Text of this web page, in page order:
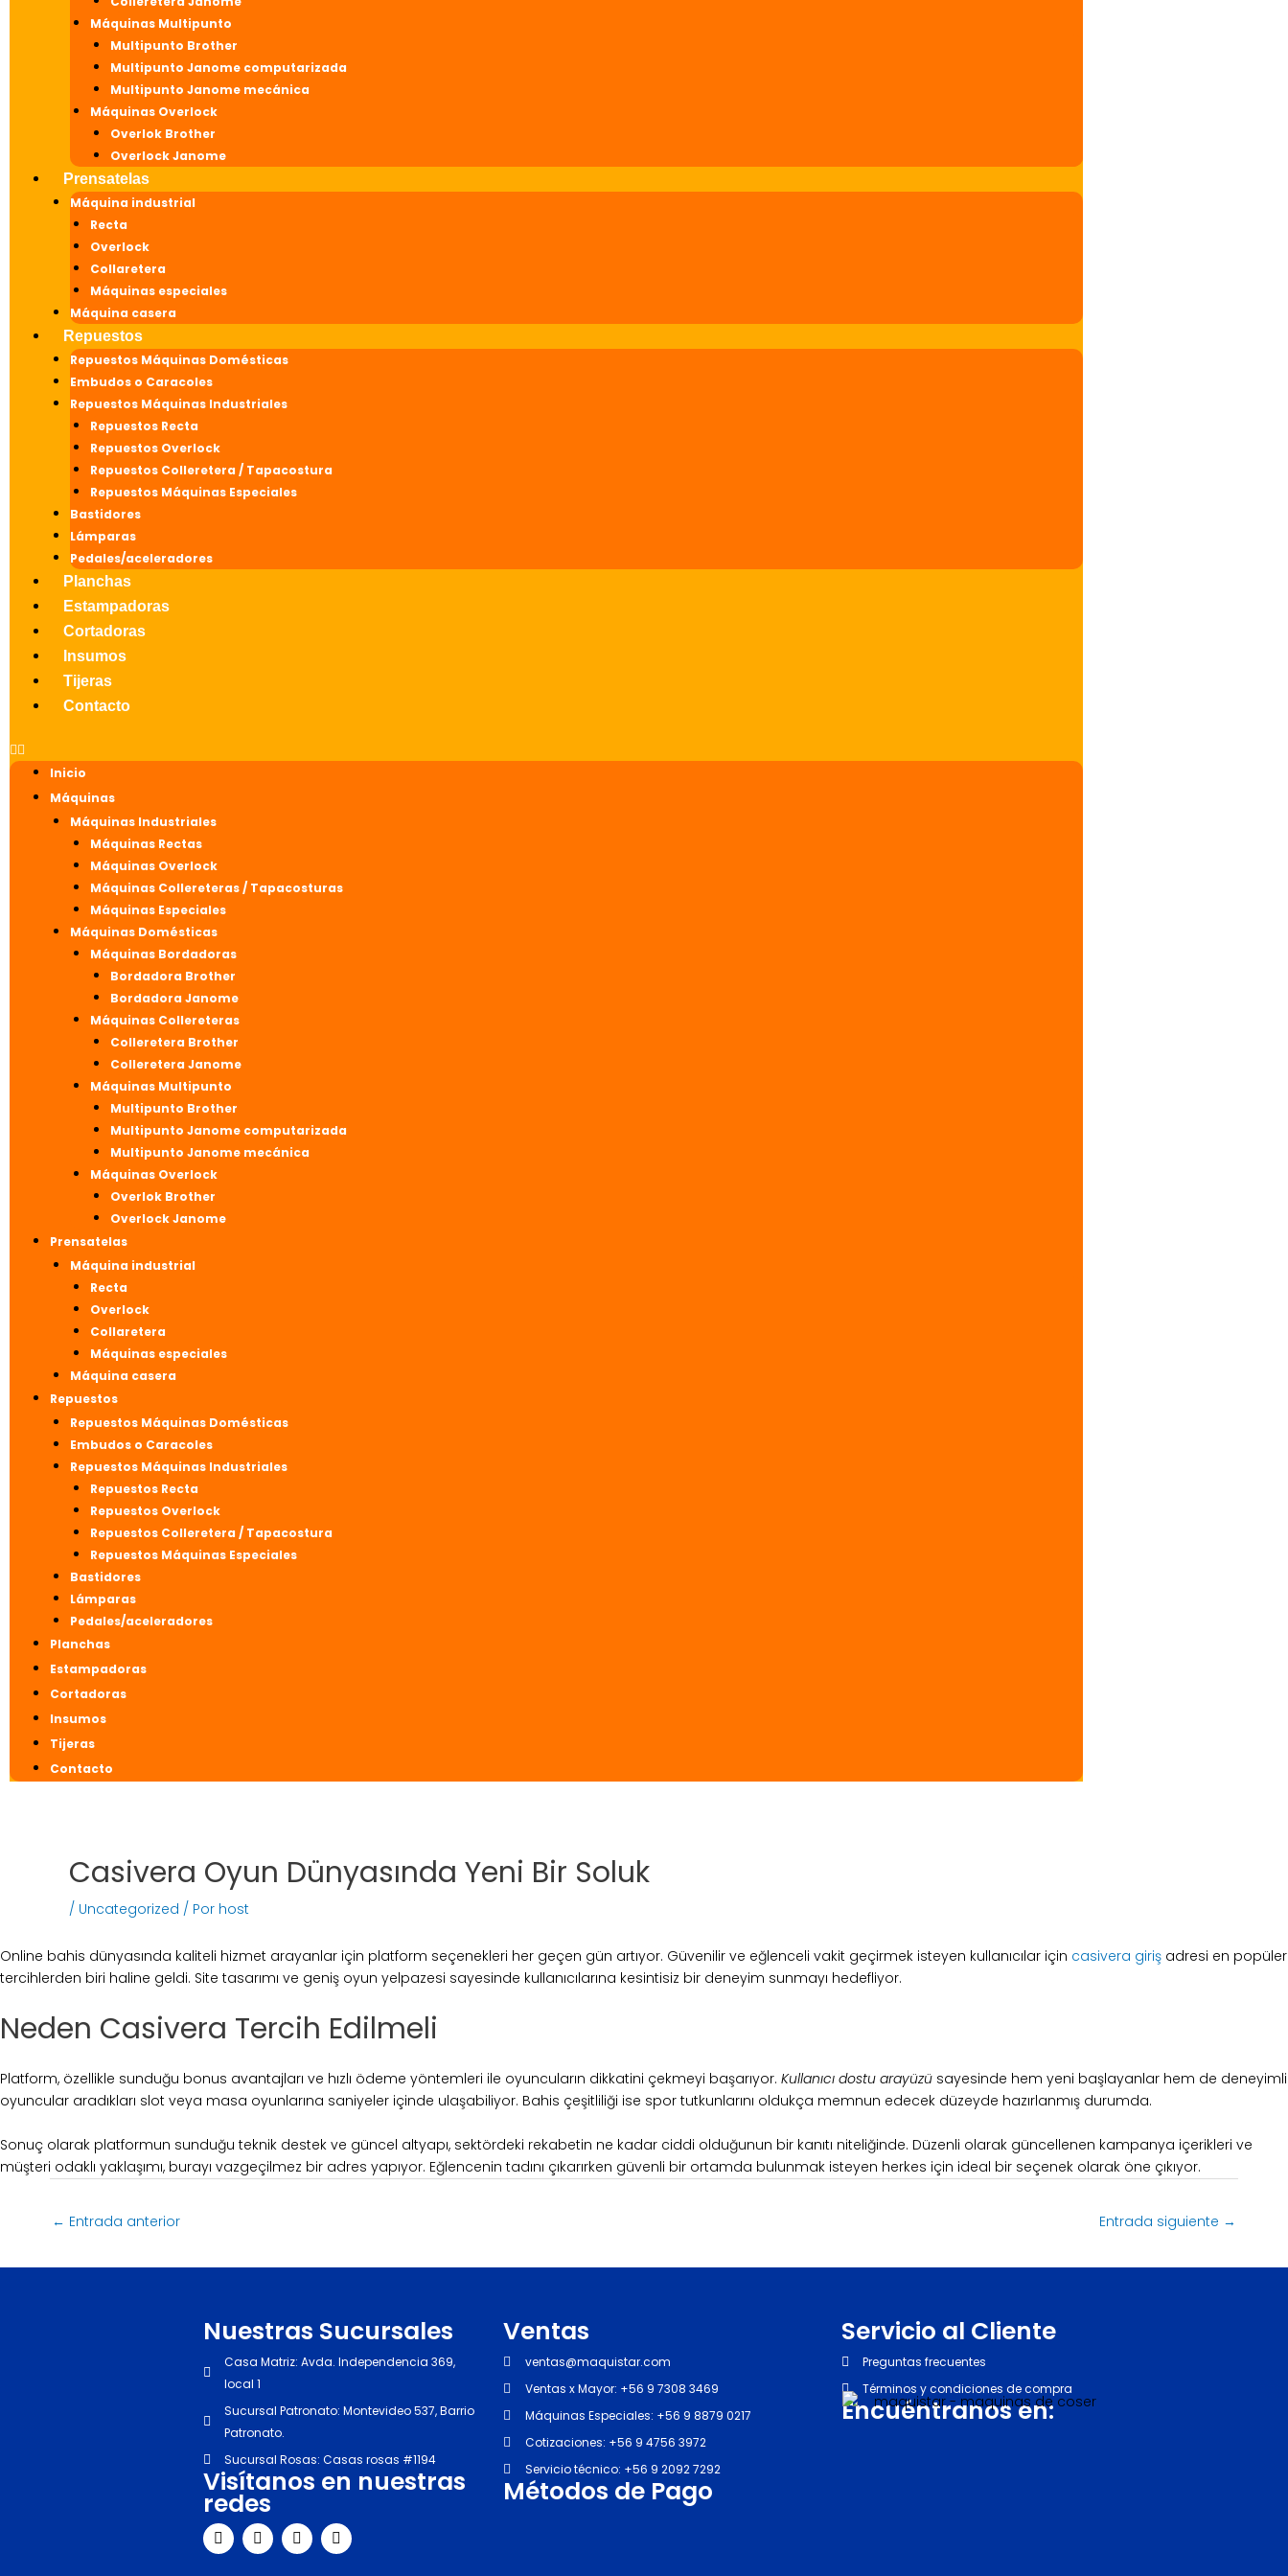
Máquinas Multipunto
Multipunto Brother
Multipunto Janome computarizada
Multipunto Janome mecánica
Máquinas Overlock
Overlok Brother
Overlock Janome
Prensatelas
Máquina industrial
Recta
Overlock
Collaretera
Máquinas especiales
Máquina casera
Repuestos
Repuestos Máquinas Domésticas
Embudos o Caracoles
Repuestos Máquinas Industriales
Repuestos Recta
Repuestos Overlock
Repuestos Colleretera / Tapacostura
Repuestos Máquinas Especiales
Bastidores
Lámparas
Pedales/aceleradores
Planchas
Estampadoras
Cortadoras
Insumos
Tijeras
Contacto
Inicio
Máquinas
Máquinas Industriales
Máquinas Rectas
Máquinas Overlock
Máquinas Collereteras / Tapacosturas
Máquinas Especiales
Máquinas Domésticas
Máquinas Bordadoras
Bordadora Brother
Bordadora Janome
Máquinas Collereteras
Colleretera Brother
Colleretera Janome
Máquinas Multipunto
Multipunto Brother
Multipunto Janome computarizada
Multipunto Janome mecánica
Máquinas Overlock
Overlok Brother
Overlock Janome
Prensatelas
Máquina industrial
Recta
Overlock
Collaretera
Máquinas especiales
Máquina casera
Repuestos
Repuestos Máquinas Domésticas
Embudos o Caracoles
Repuestos Máquinas Industriales
Repuestos Recta
Repuestos Overlock
Repuestos Colleretera / Tapacostura
Repuestos Máquinas Especiales
Bastidores
Lámparas
Pedales/aceleradores
Planchas
Estampadoras
Cortadoras
Insumos
Tijeras
Contacto
Casivera Oyun Dünyasında Yeni Bir Soluk
/ Uncategorized / Por host
Online bahis dünyasında kaliteli hizmet arayanlar için platform seçenekleri her geçen gün artıyor. Güvenilir ve eğlenceli vakit geçirmek isteyen kullanıcılar için casivera giriş adresi en popüler
tercihlerden biri haline geldi. Site tasarımı ve geniş oyun yelpazesi sayesinde kullanıcılarına kesintisiz bir deneyim sunmayı hedefliyor.
Neden Casivera Tercih Edilmeli
Platform, özellikle sunduğu bonus avantajları ve hızlı ödeme yöntemleri ile oyuncuların dikkatini çekmeyi başarıyor. Kullanıcı dostu arayüzü sayesinde hem yeni başlayanlar hem de deneyimli
oyuncular aradıkları slot veya masa oyunlarına saniyeler içinde ulaşabiliyor. Bahis çeşitliliği ise spor tutkunlarını oldukça memnun edecek düzeyde hazırlanmış durumda.
Sonuç olarak platformun sunduğu teknik destek ve güncel altyapı, sektördeki rekabetin ne kadar ciddi olduğunun bir kanıtı niteliğinde. Düzenli olarak güncellenen kampanya içerikleri ve
müşteri odaklı yaklaşımı, burayı vazgeçilmez bir adres yapıyor. Eğlencenin tadını çıkarırken güvenli bir ortamda bulunmak isteyen herkes için ideal bir seçenek olarak öne çıkıyor.
← Entrada anterior Entrada siguiente →
Nuestras Sucursales
Casa Matriz: Avda. Independencia 369,
local 1
Sucursal Patronato: Montevideo 537, Barrio
Patronato.
Sucursal Rosas: Casas rosas #1194
Visítanos en nuestras
redes
I
n
s
F
a
c
Y
o
u
T
i
k
Ventas
ventas@maquistar.com
Ventas x Mayor: +56 9 7308 3469
Máquinas Especiales: +56 9 8879 0217
Cotizaciones: +56 9 4756 3972
Servicio técnico: +56 9 2092 7292
Métodos de Pago
Servicio al Cliente
Preguntas frecuentes
Términos y condiciones de compra
Encuéntranos en: